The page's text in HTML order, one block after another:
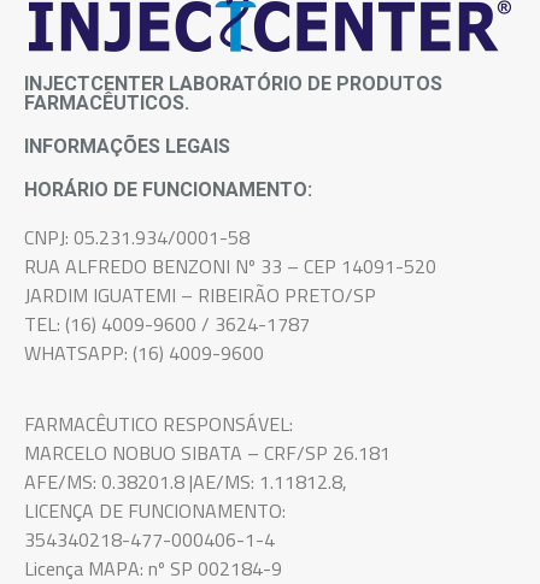
INJECTCENTER LABORATÓRIO DE PRODUTOS
FARMACÊUTICOS.
INFORMAÇÕES LEGAIS
HORÁRIO DE FUNCIONAMENTO:
CNPJ: 05.231.934/0001-58
RUA ALFREDO BENZONI Nº 33 – CEP 14091-520
JARDIM IGUATEMI – RIBEIRÃO PRETO/SP
TEL: (16) 4009-9600 / 3624-1787
WHATSAPP: (16) 4009-9600
FARMACÊUTICO RESPONSÁVEL:
MARCELO NOBUO SIBATA – CRF/SP 26.181
AFE/MS: 0.38201.8 |AE/MS: 1.11812.8,
LICENÇA DE FUNCIONAMENTO:
354340218-477-000406-1-4
Licença MAPA: nº SP 002184-9